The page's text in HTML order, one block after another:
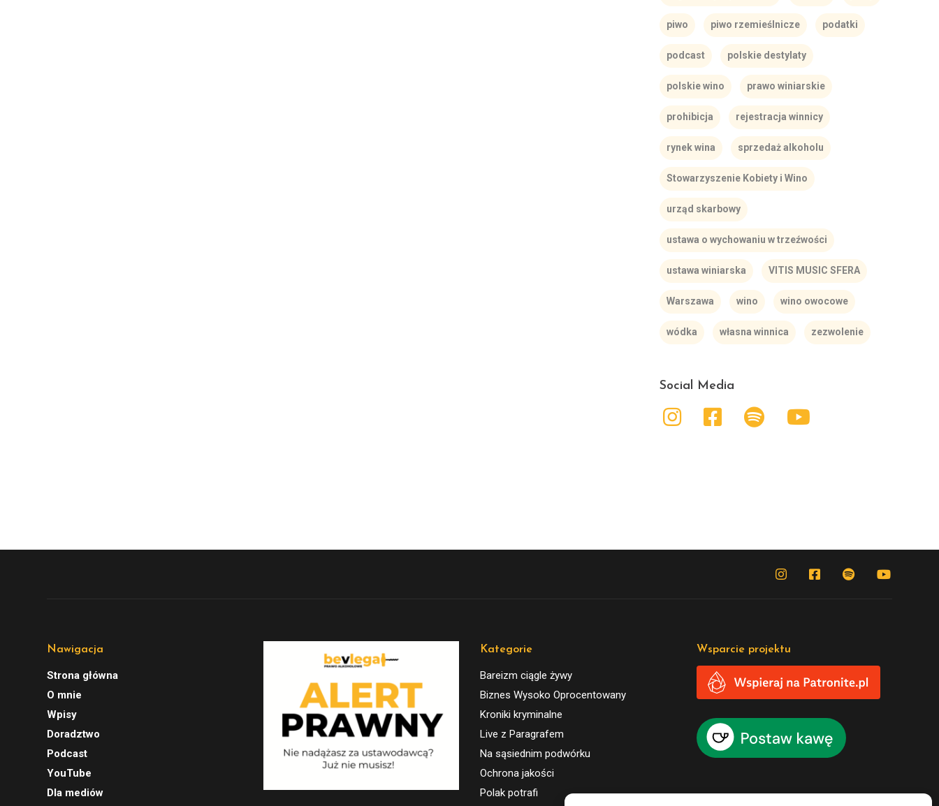
piwo piwo rzemieślnicze podatki
podcast polskie destylaty
polskie wino prawo winiarskie
prohibicja rejestracja winnicy
rynek wina sprzedaż alkoholu
Stowarzyszenie Kobiety i Wino
urząd skarbowy
ustawa o wychowaniu w trzeźwości
ustawa winiarska VITIS MUSIC SFERA
Warszawa wino wino owocowe
wódka własna winnica zezwolenie
Social Media
Nawigacja
Strona główna
O mnie
Wpisy
Doradztwo
Podcast
YouTube
Dla mediów
Kategorie
Bareizm ciągle żywy
Biznes Wysoko Oprocentowany
Kroniki kryminalne
Live z Paragrafem
Na sąsiednim podwórku
Ochrona jakości
Polak potrafi
Wsparcie projektu